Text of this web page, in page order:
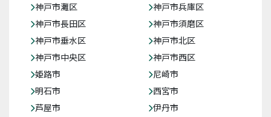
神戸市灘区
神戸市兵庫区
神戸市長田区
神戸市須磨区
神戸市垂水区
神戸市北区
神戸市中央区
神戸市西区
姫路市
尼崎市
明石市
西宮市
芦屋市
伊丹市